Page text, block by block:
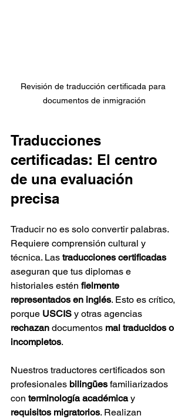
Revisión de traducción certificada para
documentos de inmigración
Traducciones
certificadas: El centro
de una evaluación
precisa
Traducir no es solo convertir palabras.
Requiere comprensión cultural y
técnica. Las traducciones certificadas
aseguran que tus diplomas e
historiales estén fielmente
representados en inglés. Esto es crítico,
porque USCIS y otras agencias
rechazan documentos mal traducidos o
incompletos.
Nuestros traductores certificados son
profesionales bilingües familiarizados
con terminología académica y
requisitos migratorios. Realizan